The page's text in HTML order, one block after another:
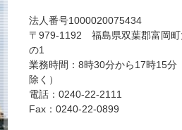
法人番号1000020075434
〒979-1192 福島県双葉郡富岡町
の1
業務時間：8時30分から17時15分
除く）
電話：0240-22-2111
Fax：0240-22-0899